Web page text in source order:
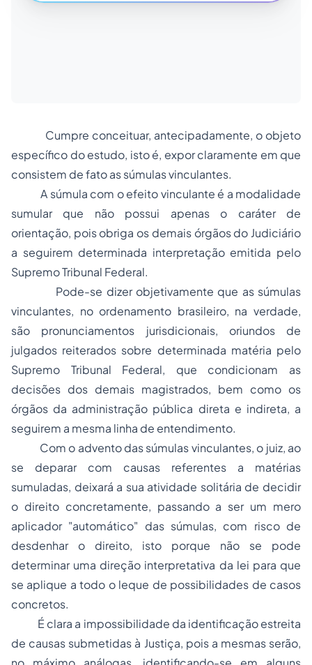
Cumpre conceituar, antecipadamente, o objeto
específico do estudo, isto é, expor claramente em que
consistem de fato as súmulas vinculantes.
A súmula com o efeito vinculante é a modalidade
sumular que não possui apenas o caráter de
orientação, pois obriga os demais órgãos do Judiciário
a seguirem determinada interpretação emitida pelo
Supremo Tribunal Federal.
Pode-se dizer objetivamente que as súmulas
vinculantes, no ordenamento brasileiro, na verdade,
são pronunciamentos jurisdicionais, oriundos de
julgados reiterados sobre determinada matéria pelo
Supremo Tribunal Federal, que condicionam as
decisões dos demais magistrados, bem como os
órgãos da administração pública direta e indireta, a
seguirem a mesma linha de entendimento.
Com o advento das súmulas vinculantes, o juiz, ao
se deparar com causas referentes a matérias
sumuladas, deixará a sua atividade solitária de decidir
o direito concretamente, passando a ser um mero
aplicador "automático" das súmulas, com risco de
desdenhar o direito, isto porque não se pode
determinar uma direção interpretativa da lei para que
se aplique a todo o leque de possibilidades de casos
concretos.
É clara a impossibilidade da identificação estreita
de causas submetidas à Justiça, pois a mesmas serão,